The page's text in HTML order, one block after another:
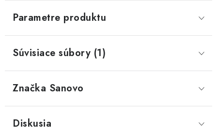
Parametre produktu
Súvisiace súbory (1)
Značka Sanovo
Diskusia